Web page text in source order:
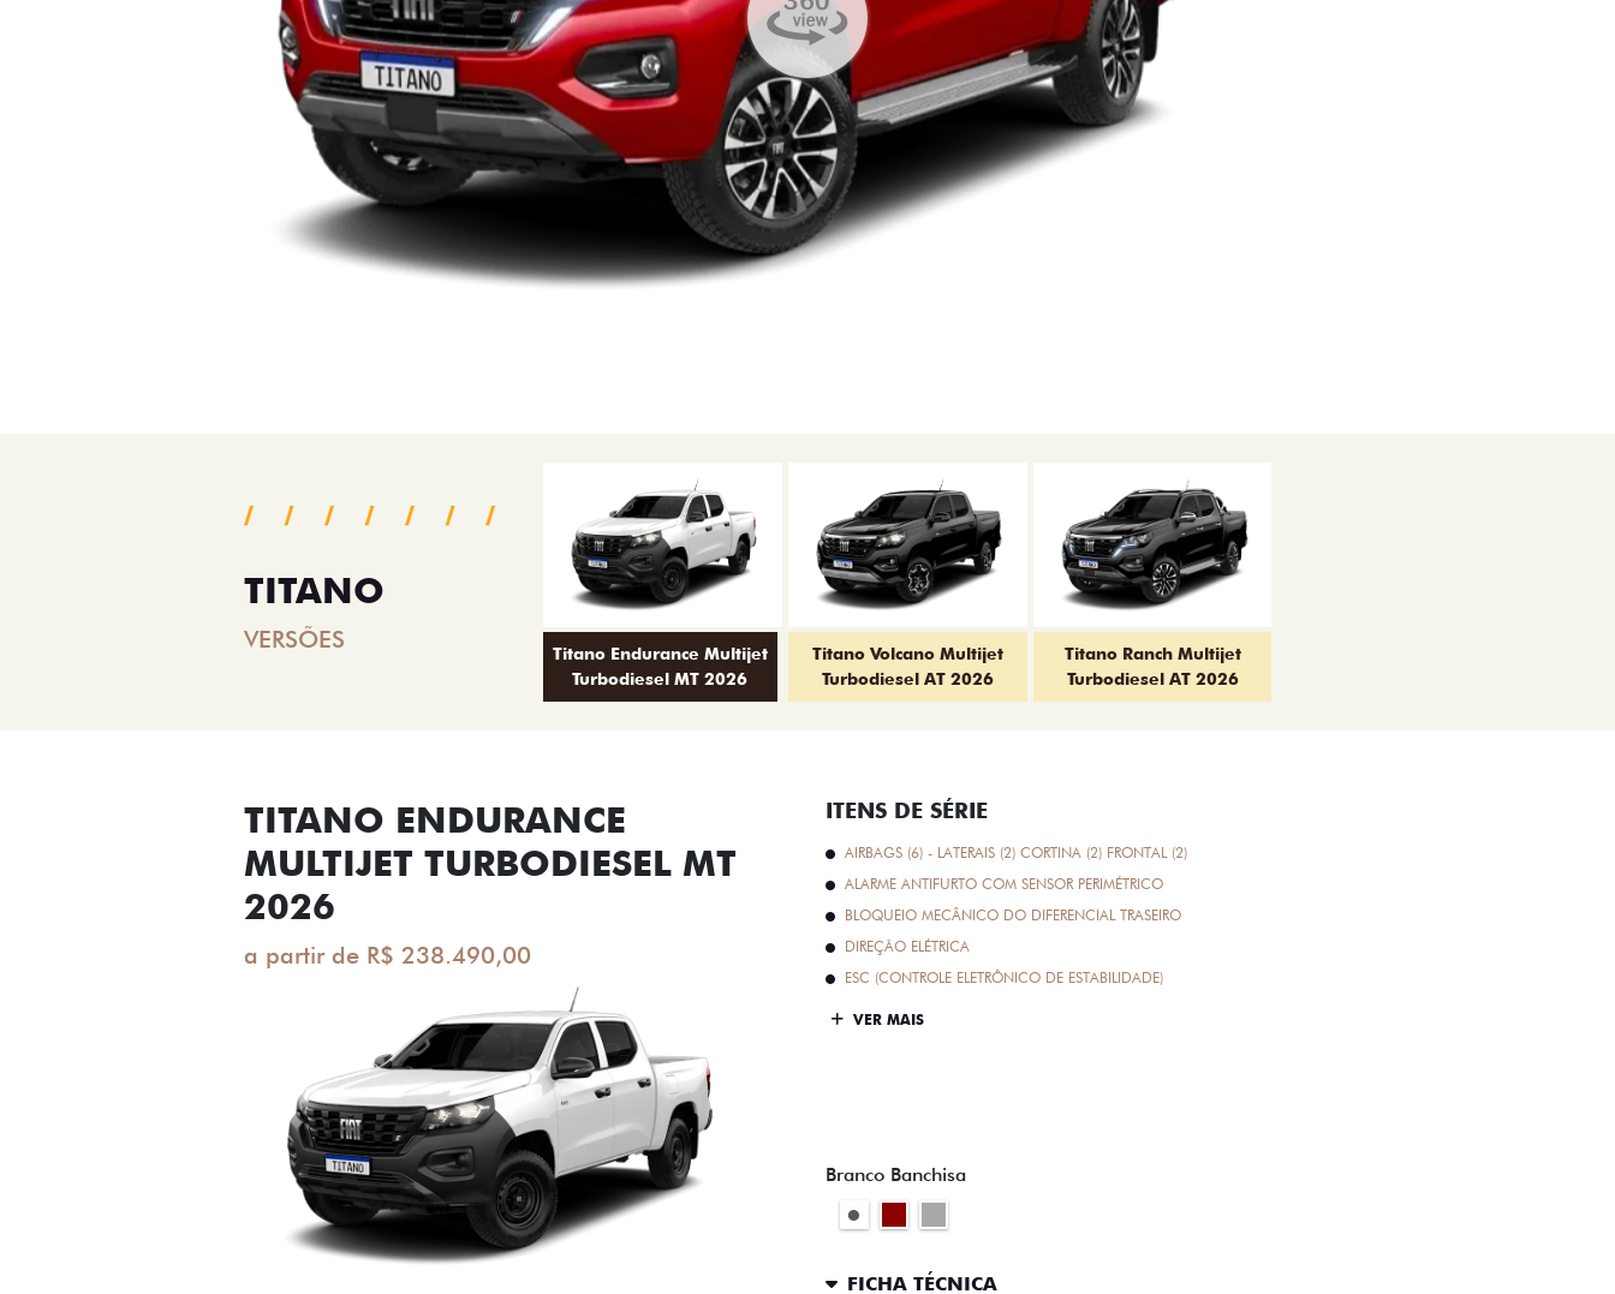
TITANO
VERSÕES
Titano Endurance Multijet
Turbodiesel MT 2026
Titano Volcano Multijet
Turbodiesel AT 2026
Titano Ranch Multijet
Turbodiesel AT 2026
TITANO ENDURANCE
MULTIJET TURBODIESEL MT
2026
a partir de R$ 238.490,00
ITENS DE SÉRIE
AIRBAGS (6) - LATERAIS (2) CORTINA (2) FRONTAL (2)
ALARME ANTIFURTO COM SENSOR PERIMÉTRICO
BLOQUEIO MECÂNICO DO DIFERENCIAL TRASEIRO
DIREÇÃO ELÉTRICA
ESC (CONTROLE ELETRÔNICO DE ESTABILIDADE)
VER MAIS
Branco Banchisa
FICHA TÉCNICA